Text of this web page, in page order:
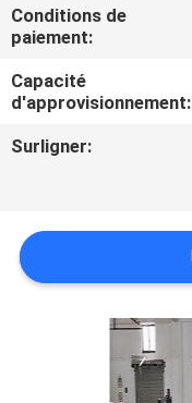
NOUS
VISITE
DE
L'USINE
CONTRÔLE
DE
LA
QUALITÉ
Conditions de
paiement:
Capacité
d'approvisionnement:
Surligner: